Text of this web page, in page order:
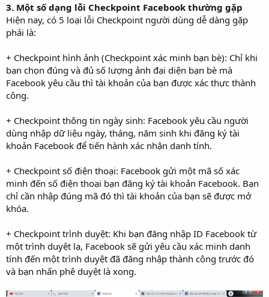
3. Một số dạng lỗi Checkpoint Facebook thường gặp
Hiện nay, có 5 loại lỗi Checkpoint người dùng dễ dàng gặp
phải là:
+ Checkpoint hình ảnh (Checkpoint xác minh bạn bè): Chỉ khi
bạn chọn đúng và đủ số lượng ảnh đại diện bạn bè mà
Facebook yêu cầu thì tài khoản của bạn được xác thực thành
công.
+ Checkpoint thông tin ngày sinh: Facebook yêu cầu người
dùng nhập dữ liệu ngày, tháng, năm sinh khi đăng ký tài
khoản Facebook để tiến hành xác nhận danh tính.
+ Checkpoint số điện thoại: Facebook gửi một mã số xác
minh đến số điện thoại bạn đăng ký tài khoản Facebook. Bạn
chỉ cần nhập đúng mã đó thì tài khoản của bạn sẽ được mở
khóa.
+ Checkpoint trình duyệt: Khi bạn đăng nhập ID Facebook từ
một trình duyệt lạ, Facebook sẽ gửi yêu cầu xác minh danh
tính đến một trình duyệt đã đăng nhập thành công trước đó
và bạn nhấn phê duyệt là xong.